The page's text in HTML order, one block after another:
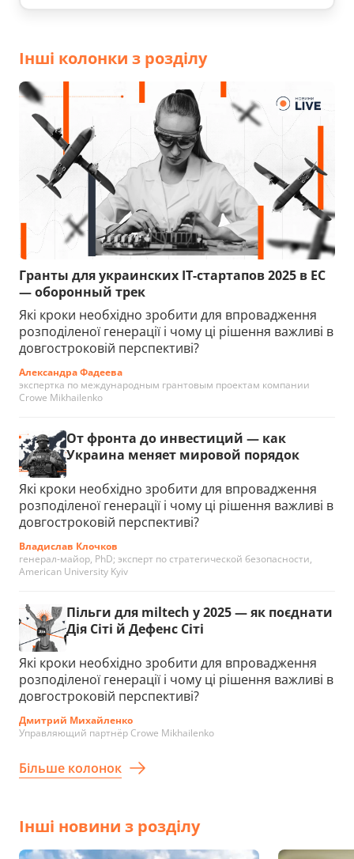
Інші колонки з розділу
Гранты для украинских IT-стартапов 2025 в ЕС
— оборонный трек
Які кроки необхідно зробити для впровадження
розподіленої генерації і чому ці рішення важливі в
довгостроковій перспективі?
Александра Фадеева
экспертка по международным грантовым проектам компании
Crowe Mikhailenko
От фронта до инвестиций — как
Украина меняет мировой порядок
Які кроки необхідно зробити для впровадження
розподіленої генерації і чому ці рішення важливі в
довгостроковій перспективі?
Владислав Клочков
генерал-майор, PhD; эксперт по стратегической безопасности,
American University Kyiv
Пільги для miltech у 2025 — як поєднати
Дія Сіті й Дефенс Сіті
Які кроки необхідно зробити для впровадження
розподіленої генерації і чому ці рішення важливі в
довгостроковій перспективі?
Дмитрий Михайленко
Управляющий партнёр Crowe Mikhailenko
Більше колонок
Інші новини з розділу